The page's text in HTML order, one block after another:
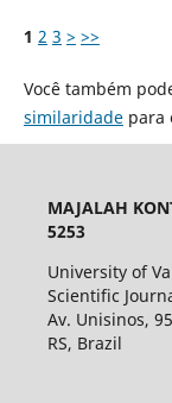
1 2 3 > >>
Você também
similaridadepara
MAJALAH
5253
University of
Scientific
Av. Unisinos,
RS, Brazil